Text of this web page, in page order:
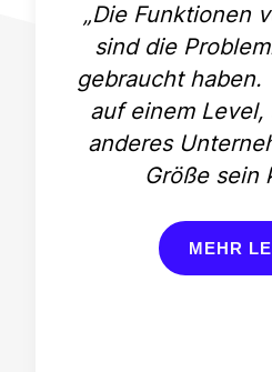
„Die Funktionen
sind die
gebraucht haben.
auf einem
anderes
Größe sein